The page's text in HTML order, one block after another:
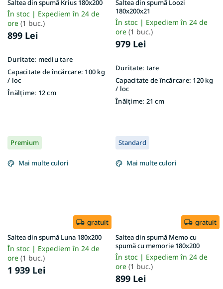
Saltea din spumă Krius 180x200
În stoc | Expediem în 24 de
ore (1 buc.)
899 Lei
Duritate: mediu tare
Capacitate de încărcare: 100 kg
/ loc
Înălțime: 12 cm
Saltea din spumă Loozi
180x200x21
În stoc | Expediem în 24 de
ore (1 buc.)
979 Lei
Duritate: tare
Capacitate de încărcare: 120 kg
/ loc
Înălțime: 21 cm
Premium
Mai multe culori
gratuit
Saltea din spumă Luna 180x200
În stoc | Expediem în 24 de
ore (1 buc.)
1 939 Lei
Standard
Mai multe culori
gratuit
Saltea din spumă Memo cu
spumă cu memorie 180x200
În stoc | Expediem în 24 de
ore (1 buc.)
899 Lei